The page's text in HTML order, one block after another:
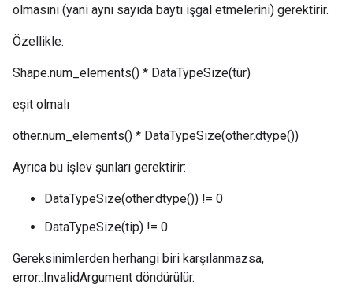
olmasını (yani aynı sayıda baytı işgal etmelerini) gerektirir.
Özellikle:
Shape.num_elements() * DataTypeSize(tür)
eşit olmalı
other.num_elements() * DataTypeSize(other.dtype())
Ayrıca bu işlev şunları gerektirir:
DataTypeSize(other.dtype()) != 0
DataTypeSize(tip) != 0
Gereksinimlerden herhangi biri karşılanmazsa,
error::InvalidArgument döndürülür.